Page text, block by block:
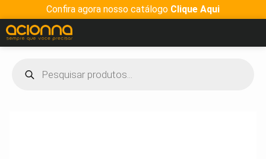
Confira agora nosso catálogo Clique Aqui